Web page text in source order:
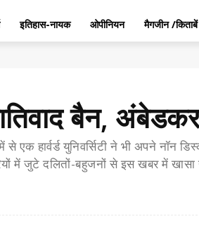
इतिहास-नायक ओपीनियन मैगजीन /किताबें
बैन,
एक हार्वर्ड युनिवर्सिटी ने भी अपने नॉन
में जुटे दलितों-बहुजनों से इस खबर में खासा